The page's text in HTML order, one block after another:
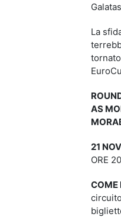
La
AS
21
ORE
COME